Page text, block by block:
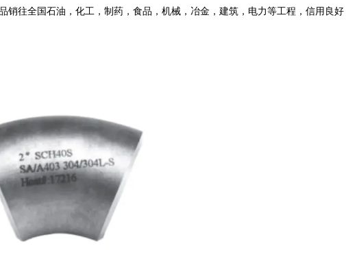
往全国石油，化工，制药，食品，机械，冶金，建筑，电力等工程，信用良好